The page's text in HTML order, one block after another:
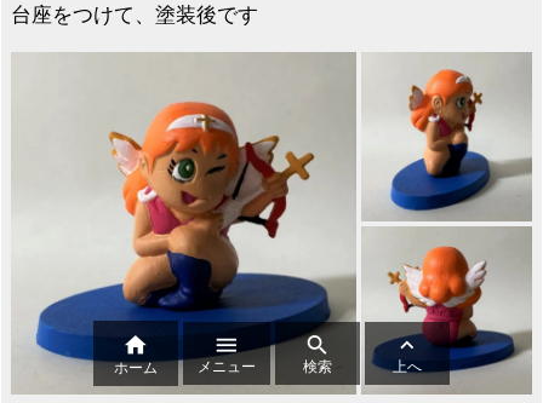
台座をつけて、塗装後です

ホーム

メニュー

検索

上へ